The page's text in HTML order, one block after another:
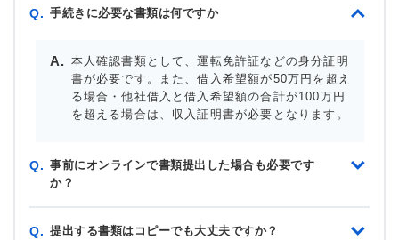
Q. 手続きに必要な書類は何ですか
本人確認書類として、運転免許証などの身分証明
書が必要です。また、借入希望額が50万円を超え
る場合・他社借入と借入希望額の合計が100万円
を超える場合は、収入証明書が必要となります。
Q. 事前にオンラインで書類提出した場合も必要です
か？
Q. 提出する書類はコピーでも大丈夫ですか？